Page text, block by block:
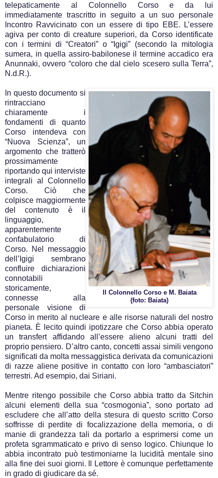
telepaticamente al Colonnello Corso e da lui
immediatamente trascritto in seguito a un suo personale
Incontro Ravvicinato con un essere di tipo EBE. L’essere
agiva per conto di creature superiori, da Corso identificate
con i termini di “Creatori” o “Igigi” (secondo la mitologia
sumera, in quella assiro-babilonese il termine accadico era
Anunnaki, ovvero “coloro che dal cielo scesero sulla Terra”,
N.d.R.).
Il Colonnello Corso e M. Baiata
(foto: Baiata)
In questo documento si
rintracciano
chiaramente i
fondamenti di quanto
Corso intendeva con
“Nuova Scienza”, un
argomento che tratterò
prossimamente
riportando qui interviste
integrali al Colonnello
Corso. Ciò che
colpisce maggiormente
del contenuto è il
linguaggio,
apparentemente
confabulatorio di
Corso. Nel messaggio
dell’Igigi sembrano
confluire dichiarazioni
connotabili
storicamente,
connesse alla
personale visione di
Corso in merito al nucleare e alle risorse naturali del nostro
pianeta. È lecito quindi ipotizzare che Corso abbia operato
un transfert affidando all’essere alieno alcuni tratti del
proprio pensiero. D’altro canto, concetti assai simili vengono
significati da molta messaggistica derivata da comunicazioni
di razze aliene positive in contatto con loro “ambasciatori”
terrestri. Ad esempio, dai Siriani.
Mentre ritengo possibile che Corso abbia tratto da Sitchin
alcuni elementi della sua “cosmogonia”, sono portato ad
escludere che all’atto della stesura di questo scritto Corso
soffrisse di perdite di focalizzazione della memoria, o di
manie di grandezza tali da portarlo a esprimersi come un
profeta sgrammaticato e privo di senso logico. Chiunque lo
abbia incontrato può testimoniarne la lucidità mentale sino
alla fine dei suoi giorni. Il Lettore è comunque perfettamente
in grado di giudicare da sé.